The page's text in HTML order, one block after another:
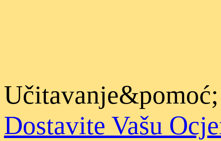
Učitavanje&pomoć;
Dostavite Vašu